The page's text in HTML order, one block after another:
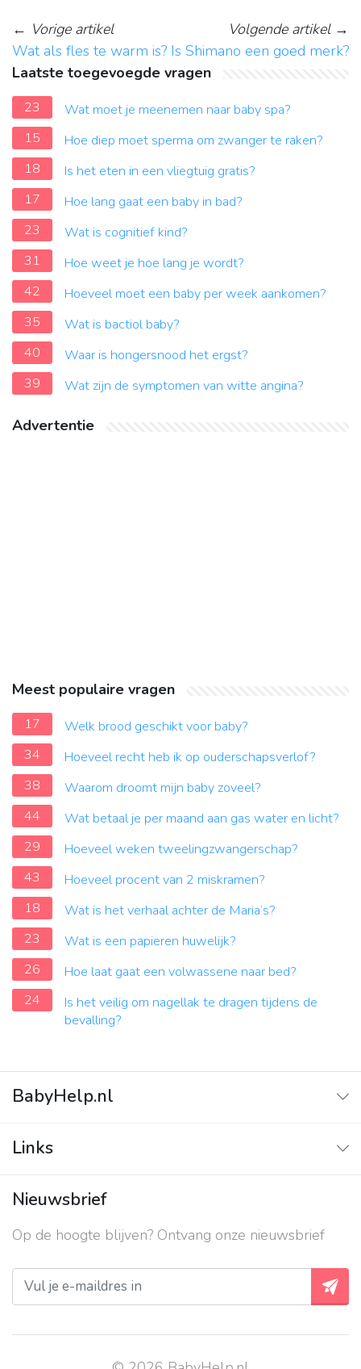
← Vorige artikel
Wat als fles te warm is?
Volgende artikel→
Is Shimano een goed merk?
Laatste toegevoegde vragen
23
Wat moet je meenemen naar baby spa?
15
Hoe diep moet sperma om zwanger te raken?
18
Is het eten in een vliegtuig gratis?
17
Hoe lang gaat een baby in bad?
23
Wat is cognitief kind?
31
Hoe weet je hoe lang je wordt?
42
Hoeveel moet een baby per week aankomen?
35
Wat is bactiol baby?
40
Waar is hongersnood het ergst?
39
Wat zijn de symptomen van witte angina?
Advertentie
Meest populaire vragen
17
Welk brood geschikt voor baby?
34
Hoeveel recht heb ik op ouderschapsverlof?
38
Waarom droomt mijn baby zoveel?
44
Wat betaal je per maand aan gas water en licht?
29
Hoeveel weken tweelingzwangerschap?
43
Hoeveel procent van 2 miskramen?
18
Wat is het verhaal achter de Maria’s?
23
Wat is een papieren huwelijk?
26
Hoe laat gaat een volwassene naar bed?
24
Is het veilig om nagellak te dragen tijdens de
bevalling?
BabyHelp.nl
Vraag & Antwoord
Links
Contact
Over ons
Privacy beleid
Nieuwsbrief
Op de hoogte blijven? Ontvang onze nieuwsbrief